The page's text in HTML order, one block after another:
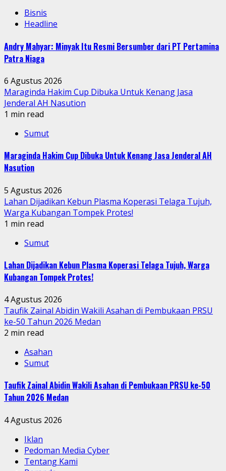
Bisnis
Headline
Andry Mahyar: Minyak Itu Resmi Bersumber dari PT Pertamina
Patra Niaga
6 Agustus 2026
Maraginda Hakim Cup Dibuka Untuk Kenang Jasa
Jenderal AH Nasution
1 min read
Sumut
Maraginda Hakim Cup Dibuka Untuk Kenang Jasa Jenderal AH
Nasution
5 Agustus 2026
Lahan Dijadikan Kebun Plasma Koperasi Telaga Tujuh,
Warga Kubangan Tompek Protes!
1 min read
Sumut
Lahan Dijadikan Kebun Plasma Koperasi Telaga Tujuh, Warga
Kubangan Tompek Protes!
4 Agustus 2026
Taufik Zainal Abidin Wakili Asahan di Pembukaan PRSU
ke-50 Tahun 2026 Medan
2 min read
Asahan
Sumut
Taufik Zainal Abidin Wakili Asahan di Pembukaan PRSU ke-50
Tahun 2026 Medan
4 Agustus 2026
Iklan
Pedoman Media Cyber
Tentang Kami